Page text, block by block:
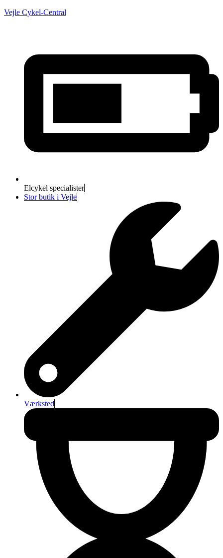
Vejle Cykel-Central
Elcykel specialister
Stor butik i Vejle
Værksted